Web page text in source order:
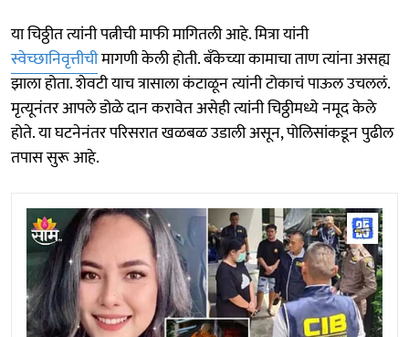
या चिठ्ठीत त्यांनी पत्नीची माफी मागितली आहे. मित्रा यांनी
स्वेच्छानिवृत्तीचीमागणी केली होती. बँकेच्या कामाचा ताण त्यांना असह्य
झाला होता. शेवटी याच त्रासाला कंटाळून त्यांनी टोकाचं पाऊल उचललं.
मृत्यूनंतर आपले डोळे दान करावेत असेही त्यांनी चिठ्ठीमध्ये नमूद केले
होते. या घटनेनंतर परिसरात खळबळ उडाली असून, पोलिसांकडून पुढील
तपास सुरू आहे.